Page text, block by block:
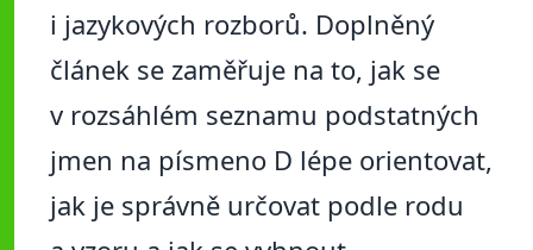
i jazykových rozborů. Doplněný
článek se zaměřuje na to, jak se
v rozsáhlém seznamu podstatných
jmen na písmeno D lépe orientovat,
jak je správně určovat podle rodu